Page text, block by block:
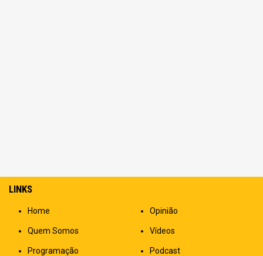
LINKS
Home
Quem Somos
Programação
Opinião
Vídeos
Podcast